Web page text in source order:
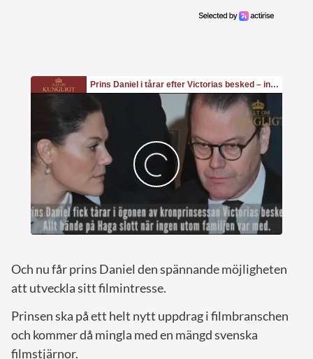
Och nu får prins Daniel den spännande möjligheten
att utveckla sitt filmintresse.
Prinsen ska på ett helt nytt uppdrag i filmbranschen
och kommer då mingla med en mängd svenska
filmstjärnor.